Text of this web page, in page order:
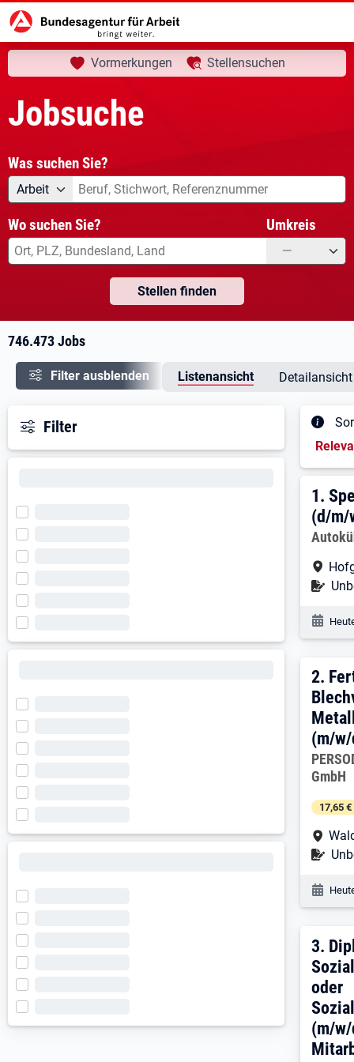
Startseite Jobsuche aktuelle Seite:
Ihre Suche
Vormerkungen Stellensuchen
Jobsuche
Was suchen Sie?
Angebotsart
Arbeit Was suchen Sie?
Wo suchen Sie? Umkreis
—
Stellen finden
746.473 Jobs
Filter ausblenden Listenansicht Detailansicht
Filter
1.
1.
(d/m/
2.
2.
(m/
GmbH
17,65
3.
3.
oder
(m/